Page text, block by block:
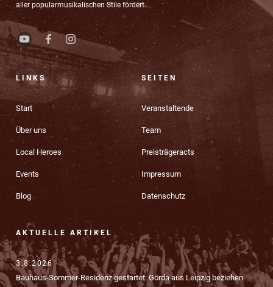
aller popularmusikalischen Stile fördert.
LINKS
Start
Über uns
Local Heroes
Events
Blog
SEITEN
Veranstaltende
Team
Preisträgeracts
Impressum
Datenschutz
AKTUELLE ARTIKEL
3.8.2026
Bauhaus-Sommer-Residenz gestartet: Görda aus Leipzig beziehen